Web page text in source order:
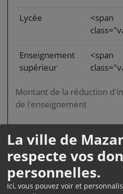
La ville de
respecte vos
personnelles.
Ici, vous pouvez voir et
Montant de la réduction
de l'enseignement
Lycée
<span
Enseignement
supérieur
<span
Comment
Vous devez indiquer sur
nombre d'enfants à charge